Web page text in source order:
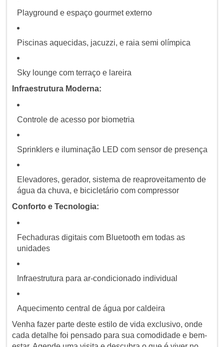
Playground e espaço gourmet externo
Piscinas aquecidas, jacuzzi, e raia semi olímpica
Sky lounge com terraço e lareira
Infraestrutura Moderna:
Controle de acesso por biometria
Sprinklers e iluminação LED com sensor de presença
Elevadores, gerador, sistema de reaproveitamento de
água da chuva, e bicicletário com compressor
Conforto e Tecnologia:
Fechaduras digitais com Bluetooth em todas as
unidades
Infraestrutura para ar-condicionado individual
Aquecimento central de água por caldeira
Venha fazer parte deste estilo de vida exclusivo, onde
cada detalhe foi pensado para sua comodidade e bem-